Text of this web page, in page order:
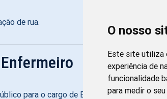
O nosso
Este site utiliza
experiência de
funcionalidade
para medir o
de rua.
para o cargo de Enfermeiro.